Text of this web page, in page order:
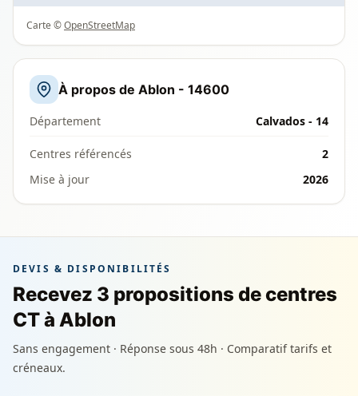
Carte ©OpenStreetMap
À propos de Ablon - 14600
Département Calvados - 14
Centres référencés
2
Mise à jour
2026
DEVIS & DISPONIBILITÉS
Recevez 3 propositions de centres
CT à Ablon
Sans engagement · Réponse sous 48h · Comparatif tarifs et
créneaux.